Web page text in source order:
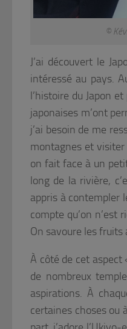
©
J’ai découvert le
intéressé au pays.
l’histoire du Japon
japonaises m’ont
j’ai besoin de me
montagnes et visiter
on fait face à un
long de la rivière,
appris à contempler
compte qu’on n’est
On savoure les fruits
À côté de cet aspect
de nombreux
aspirations. À
certaines choses ou